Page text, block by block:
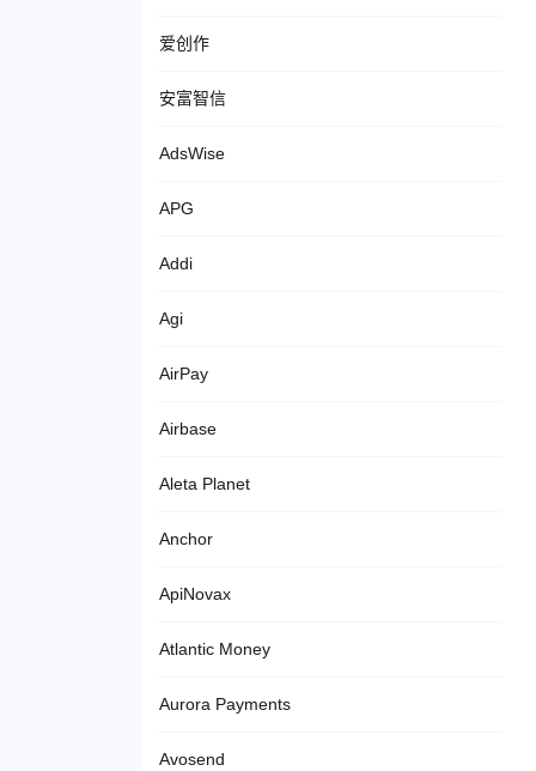
爱创作
安富智信
AdsWise
APG
Addi
Agi
AirPay
Airbase
Aleta Planet
Anchor
ApiNovax
Atlantic Money
Aurora Payments
Avosend